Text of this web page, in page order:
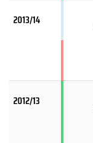
2013/14
2012/13